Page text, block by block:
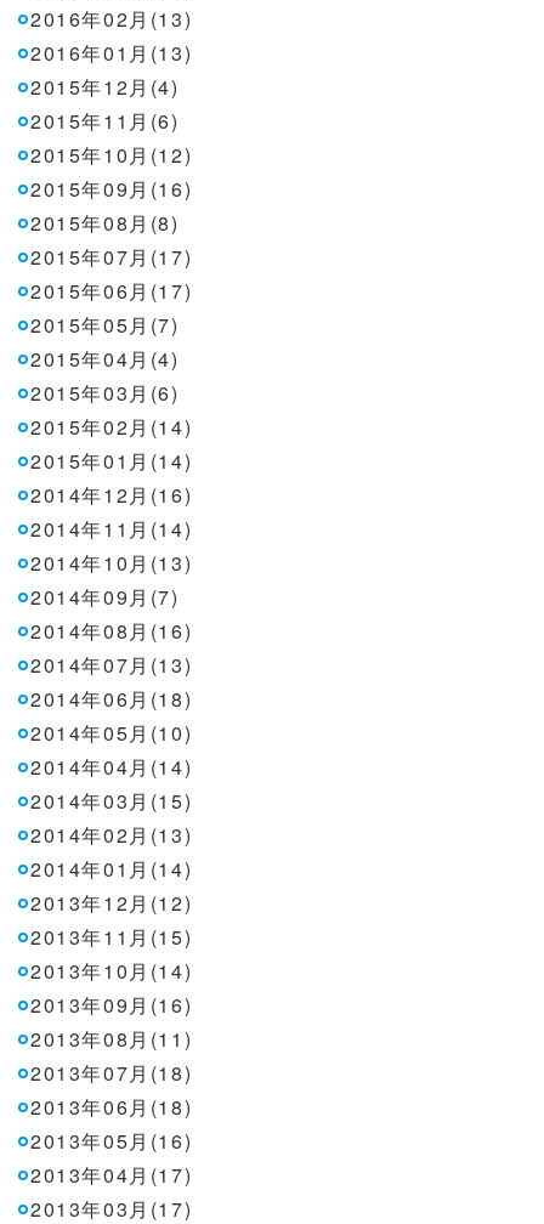
2016年02月(13)
2016年01月(13)
2015年12月(4)
2015年11月(6)
2015年10月(12)
2015年09月(16)
2015年08月(8)
2015年07月(17)
2015年06月(17)
2015年05月(7)
2015年04月(4)
2015年03月(6)
2015年02月(14)
2015年01月(14)
2014年12月(16)
2014年11月(14)
2014年10月(13)
2014年09月(7)
2014年08月(16)
2014年07月(13)
2014年06月(18)
2014年05月(10)
2014年04月(14)
2014年03月(15)
2014年02月(13)
2014年01月(14)
2013年12月(12)
2013年11月(15)
2013年10月(14)
2013年09月(16)
2013年08月(11)
2013年07月(18)
2013年06月(18)
2013年05月(16)
2013年04月(17)
2013年03月(17)